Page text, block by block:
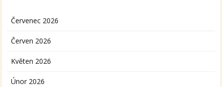
Červenec 2026
Červen 2026
Květen 2026
Únor 2026